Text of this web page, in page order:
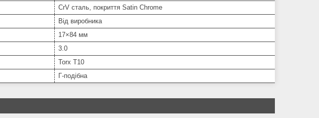
CrV сталь, покриття Satin Chrome
Від виробника
17×84 мм
3.0
Torx T10
Г-подібна